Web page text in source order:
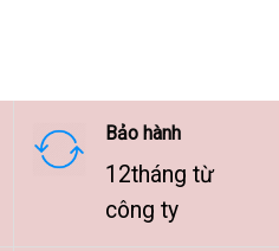
9.500.000 ₫
Bảo hành
12tháng từ
công ty